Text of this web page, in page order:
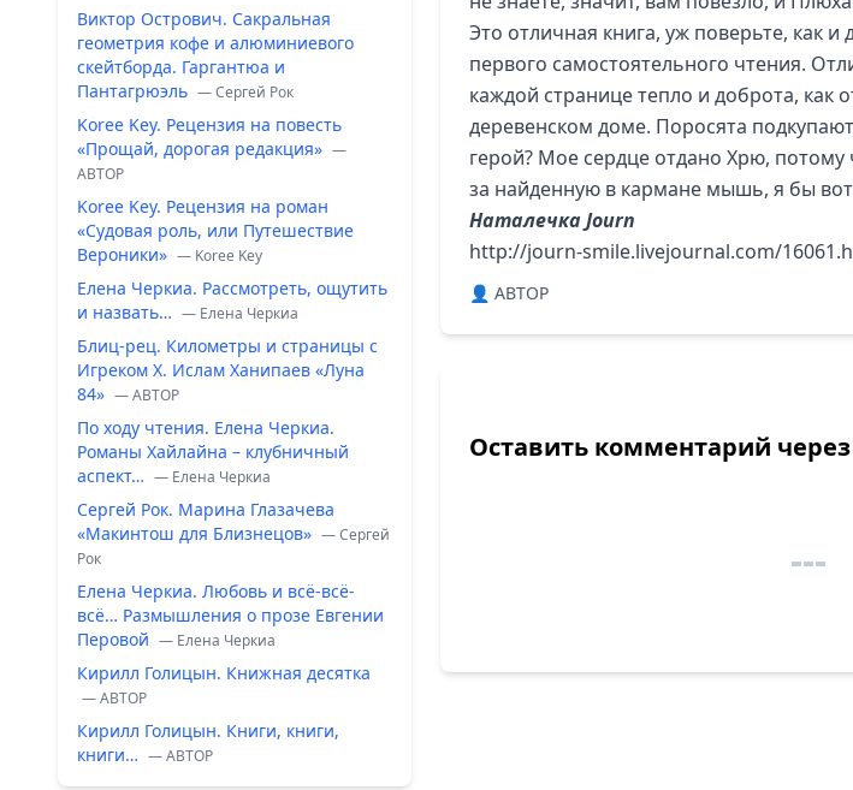
Виктор Острович. Сакральная
геометрия кофе и алюминиевого
скейтборда. Гаргантюа и
Пантагрюэль — Сергей Рок
Koree Key. Рецензия на повесть
«Прощай, дорогая редакция» —
ABTOP
Koree Key. Рецензия на роман
«Судовая роль, или Путешествие
Вероники» — Koree Key
Елена Черкиа. Рассмотреть, ощутить
и назвать… — Елена Черкиа
Блиц-рец. Километры и страницы с
Игреком Х. Ислам Ханипаев «Луна
84» — ABTOP
По ходу чтения. Елена Черкиа.
Романы Хайлайна – клубничный
аспект… — Елена Черкиа
Сергей Рок. Марина Глазачева
«Макинтош для Близнецов» — Сергей
Рок
Елена Черкиа. Любовь и всё-всё-
всё… Размышления о прозе Евгении
Перовой — Елена Черкиа
Кирилл Голицын. Книжная десятка
— ABTOP
Кирилл Голицын. Книги, книги,
книги… — ABTOP
Это отличная книга, уж поверьте, как и
первого самостоятельного чтения.
каждой странице тепло и доброта, как
деревенском доме. Поросята
герой? Мое сердце отдано Хрю, потому
за найденную в кармане мышь, я бы
Наталечка Journ
http://journ-smile.livejournal.com/
👤 ABTOP
Оставить комментарий